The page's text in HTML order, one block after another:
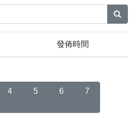
發佈時間
4 5 6 7